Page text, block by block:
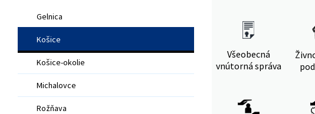
Gelnica
Košice
Košice-okolie
Michalovce
Rožňava
Všeobecná
vnútorná správa